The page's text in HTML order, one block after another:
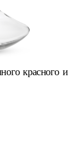
красного и